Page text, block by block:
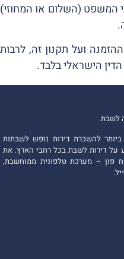
(השלום או המחוזי)
ועל תקנון זה, לרבות
הישראלי בלבד.
לשבת.
להשכרת דירות נופש לשבתות
על דירות לשבת בכל רחבי הארץ. את
פון – מערכת טלפונית ממוחשבת,